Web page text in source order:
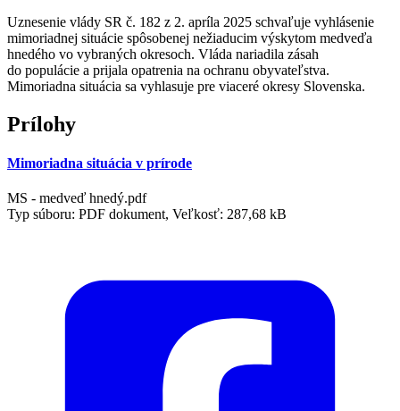
Uznesenie vlády SR č. 182 z 2. apríla 2025 schvaľuje vyhlásenie
mimoriadnej situácie spôsobenej nežiaducim výskytom medveďa
hnedého vo vybraných okresoch. Vláda nariadila zásah
do populácie a prijala opatrenia na ochranu obyvateľstva.
Mimoriadna situácia sa vyhlasuje pre viaceré okresy Slovenska.
Prílohy
Mimoriadna situácia v prírode
MS - medveď hnedý.pdf
Typ súboru: PDF dokument, Veľkosť: 287,68 kB